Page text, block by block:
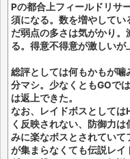
Pの都合上フィールドリサ
須になる。数を増やしてい
だ弱点の多さは気がかり
る。得意不得意が激しいが
総評としては何もかもが
分マシ。少なくともGOで
は返上できた。
なお、レイドボスとして
く反映されない、防御力
みに楽なボスとされていて
が集まらなくても伝説レイ